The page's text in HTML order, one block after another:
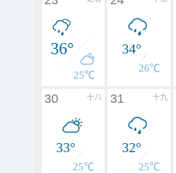
36°
25℃
34°
26℃
十八
30
33°
25℃
十九
31
32°
25℃